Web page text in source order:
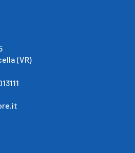
(VR)